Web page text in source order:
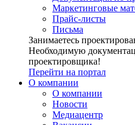
Маркетинговые
Прайс-листы
Письма
Занимаетесь
Необходимую
проектировщика!
Перейти на портал
О компании
О компании
Новости
Медиацентр